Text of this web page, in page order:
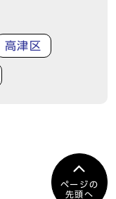
高津区
ページの
先頭へ